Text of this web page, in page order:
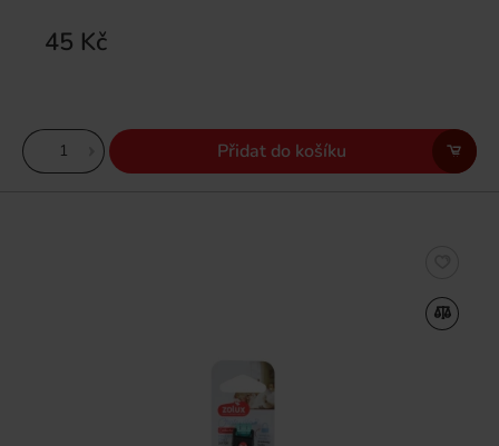
45 Kč
Přidat do košíku